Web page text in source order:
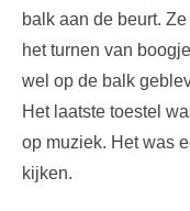
balk aan de beurt.
het turnen van
wel op de balk
Het laatste toestel
op muziek. Het was
kijken.